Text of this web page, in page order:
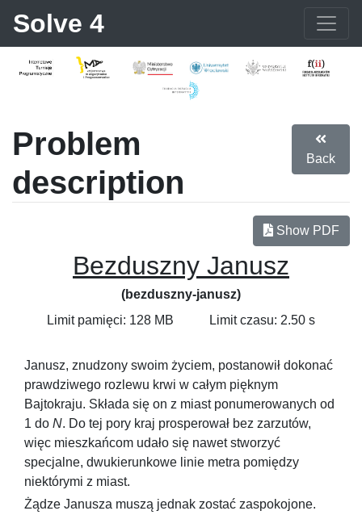
Solve 4
Problem
description
Back
Show PDF
Bezduszny Janusz
(bezduszny-janusz)
Limit pamięci: 128 MB
Limit czasu: 2.50 s
Janusz, znudzony swoim życiem, postanowił dokonać
prawdziwego rozlewu krwi w całym pięknym
Bajtokraju. Składa się on z miast ponumerowanych od
1 do N. Do tej pory kraj prosperował bez zarzutów,
więc mieszkańcom udało się nawet stworzyć
specjalne, dwukierunkowe linie metra pomiędzy
niektórymi z miast.
Żądze Janusza muszą jednak zostać zaspokojone.